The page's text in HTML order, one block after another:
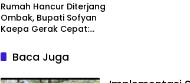
Rumah Hancur Diterjang
Ombak, Bupati Sofyan
Kaepa Gerak Cepat:
Diserahkan!
Baca Juga